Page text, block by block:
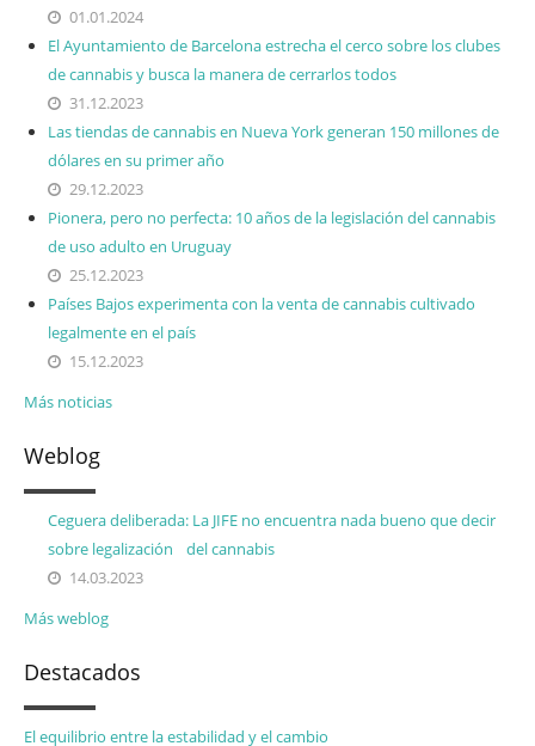
01.01.2024
El Ayuntamiento de Barcelona estrecha el cerco sobre los clubes
de cannabis y busca la manera de cerrarlos todos
31.12.2023
Las tiendas de cannabis en Nueva York generan 150 millones de
dólares en su primer año
29.12.2023
Pionera, pero no perfecta: 10 años de la legislación del cannabis
de uso adulto en Uruguay
25.12.2023
Países Bajos experimenta con la venta de cannabis cultivado
legalmente en el país
15.12.2023
Más noticias
Weblog
Ceguera deliberada: La JIFE no encuentra nada bueno que decir
sobre legalización del cannabis
14.03.2023
Más weblog
Destacados
El equilibrio entre la estabilidad y el cambio